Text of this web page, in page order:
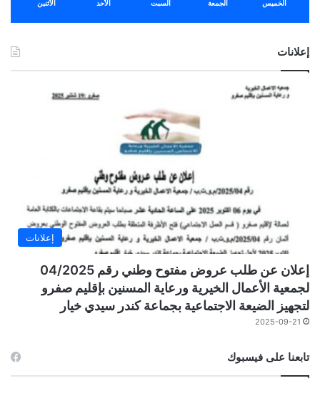
الخميس الجمعة السبت الأحد الأثنين
إعلانات
إعلانات
إعلان عن طلب عروض مفتوح وطني رقم 04/2025
لجمعية الأعمال الخيرية ورعاية المسنين بإقليم صفرو
لتجهيز الضيعة الاجتماعية بجماعة كندر سيدي خيار
2025-09-21
تابعنا على فيسبوك